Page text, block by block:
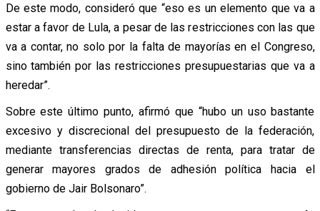
De este modo, consideró que “eso es un elemento que va a
estar a favor de Lula, a pesar de las restricciones con las que
va a contar, no solo por la falta de mayorías en el Congreso,
sino también por las restricciones presupuestarias que va a
heredar”.
Sobre este último punto, afirmó que “hubo un uso bastante
excesivo y discrecional del presupuesto de la federación,
mediante transferencias directas de renta, para tratar de
generar mayores grados de adhesión política hacia el
gobierno de Jair Bolsonaro”.